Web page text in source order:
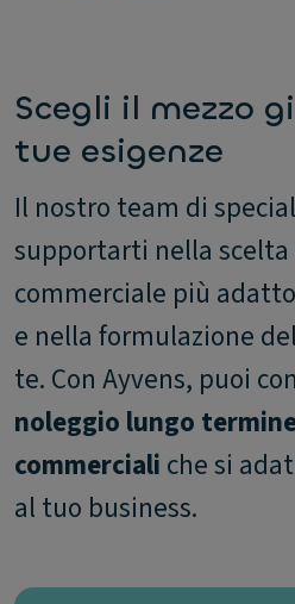
Scegli il mezzo
tue esigenze
Il nostro team di
supportarti nella scelta
commerciale più
e nella formulazione
te. Con Ayvens, puoi
noleggio lungo
commerciali che si
al tuo business.